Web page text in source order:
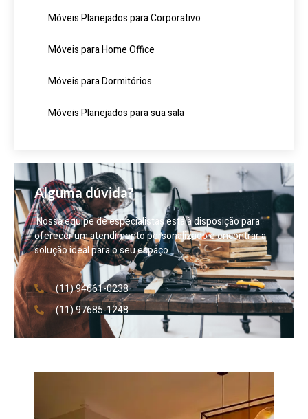
Móveis Planejados para Corporativo
Móveis para Home Office
Móveis para Dormitórios
Móveis Planejados para sua sala
Alguma dúvida?
Nossa equipe de especialistas está à disposição para
oferecer um atendimento personalizado e encontrar a
solução ideal para o seu espaço.
(11) 94661-0238
(11) 97685-1248